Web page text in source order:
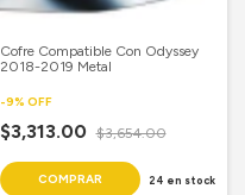
Cofre Compatible Con Odyssey
2018-2019 Metal
-9% OFF
$3,313.00 $3,654.00
24 en stock